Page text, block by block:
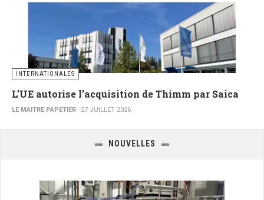
INTERNATIONALES
L’UE autorise l’acquisition de Thimm par Saica
LE MAITRE PAPETIER 27 JUILLET 2026
NOUVELLES